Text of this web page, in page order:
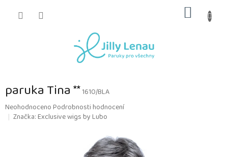
KOŠÍK
paruka Tina **1610/BLA
Průměrné
hodnocení
NeohodnocenoPodrobnosti hodnocení
Značka:Exclusive wigs by Lubo